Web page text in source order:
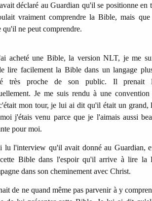
déclaré au Guardian qu'il se positionne en
vraiment comprendre la Bible, mais
qu'il ne peut comprendre.
acheté une Bible, la version NLT, je me
lire facilement la Bible dans un langage
très proche de son public. Il prenait
Je me suis rendu à une convention
mon tour, je lui ai dit qu'il était un grand,
j'étais venu parce que je l'aimais aussi
pour moi.
lu l'interview qu'il avait donné au Guardian,
Bible dans l'espoir qu'il arrive à lire la
dans son cheminement avec Christ.
de ne quand même pas parvenir à y